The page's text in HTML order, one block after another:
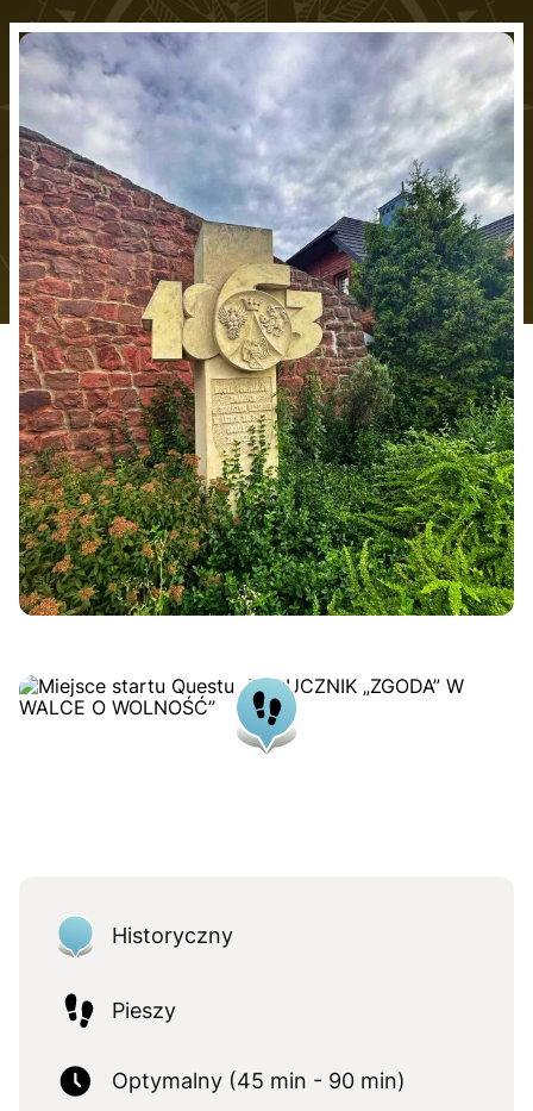
Historyczny
Pieszy
Optymalny (45 min - 90 min)